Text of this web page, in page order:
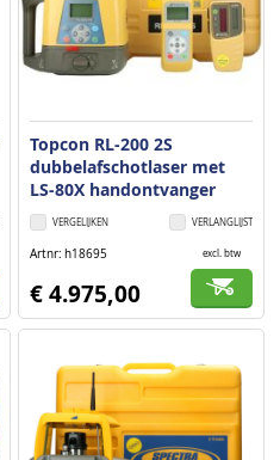
Topcon RL-200 2S
dubbelafschotlaser met
LS-80X handontvanger
VERLANGLIJST
VERGELIJKEN
Artnr h18695 excl. btw
€ 4.975,00